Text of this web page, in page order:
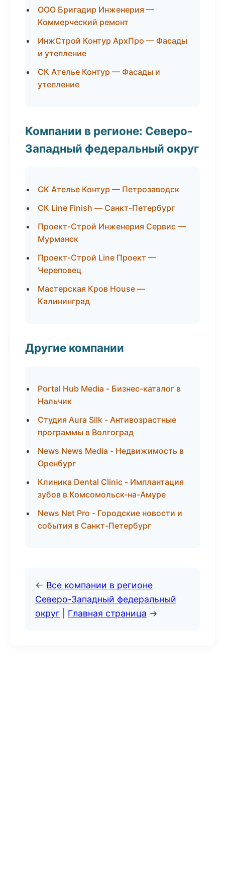
ООО Бригадир Инженерия —
Коммерческий ремонт
ИнжСтрой Контур АрхПро — Фасады
и утепление
СК Ателье Контур — Фасады и
утепление
Компании в регионе: Северо-
Западный федеральный округ
СК Ателье Контур — Петрозаводск
СК Line Finish — Санкт-Петербург
Проект-Строй Инженерия Сервис —
Мурманск
Проект-Строй Line Проект —
Череповец
Мастерская Кров House —
Калининград
Другие компании
Portal Hub Media - Бизнес-каталог в
Нальчик
Студия Aura Silk - Антивозрастные
программы в Волгоград
News News Media - Недвижимость в
Оренбург
Клиника Dental Clinic - Имплантация
зубов в Комсомольск-на-Амуре
News Net Pro - Городские новости и
события в Санкт-Петербург
← Все компании в регионе
Северо-Западный федеральный
округ
Главная страница →